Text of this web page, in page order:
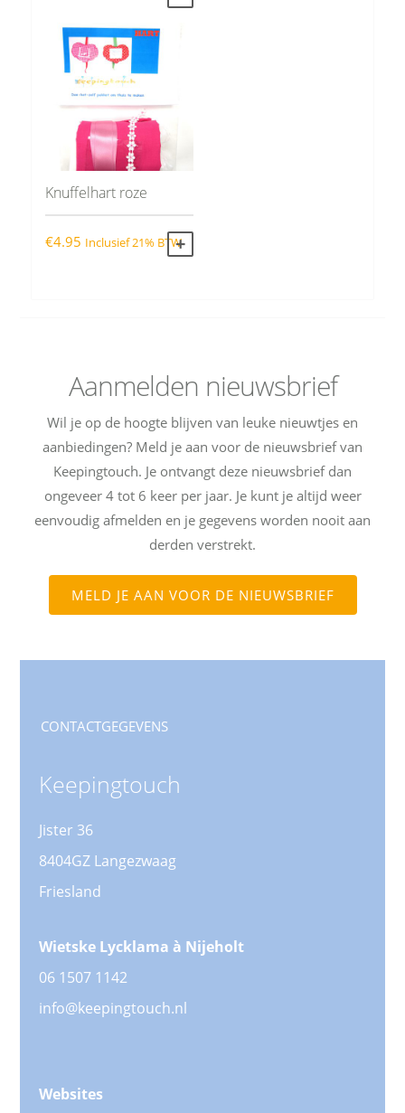
Knuffelhart roze
€4.95 Inclusief 21% BTW
Aanmelden nieuwsbrief
Wil je op de hoogte blijven van leuke nieuwtjes en
aanbiedingen? Meld je aan voor de nieuwsbrief van
Keepingtouch. Je ontvangt deze nieuwsbrief dan
ongeveer 4 tot 6 keer per jaar. Je kunt je altijd weer
eenvoudig afmelden en je gegevens worden nooit aan
derden verstrekt.
MELD JE AAN VOOR DE NIEUWSBRIEF
CONTACTGEGEVENS
Keepingtouch
Jister 36
8404GZ Langezwaag
Friesland
Wietske Lycklama à Nijeholt
06 1507 1142
info@keepingtouch.nl
Websites